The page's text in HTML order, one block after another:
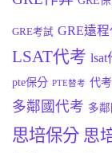
GRE考試 GRE遠
LSAT代考 lsat
pte保分 PTE替考 代
多鄰國代考 多
思培保分 思